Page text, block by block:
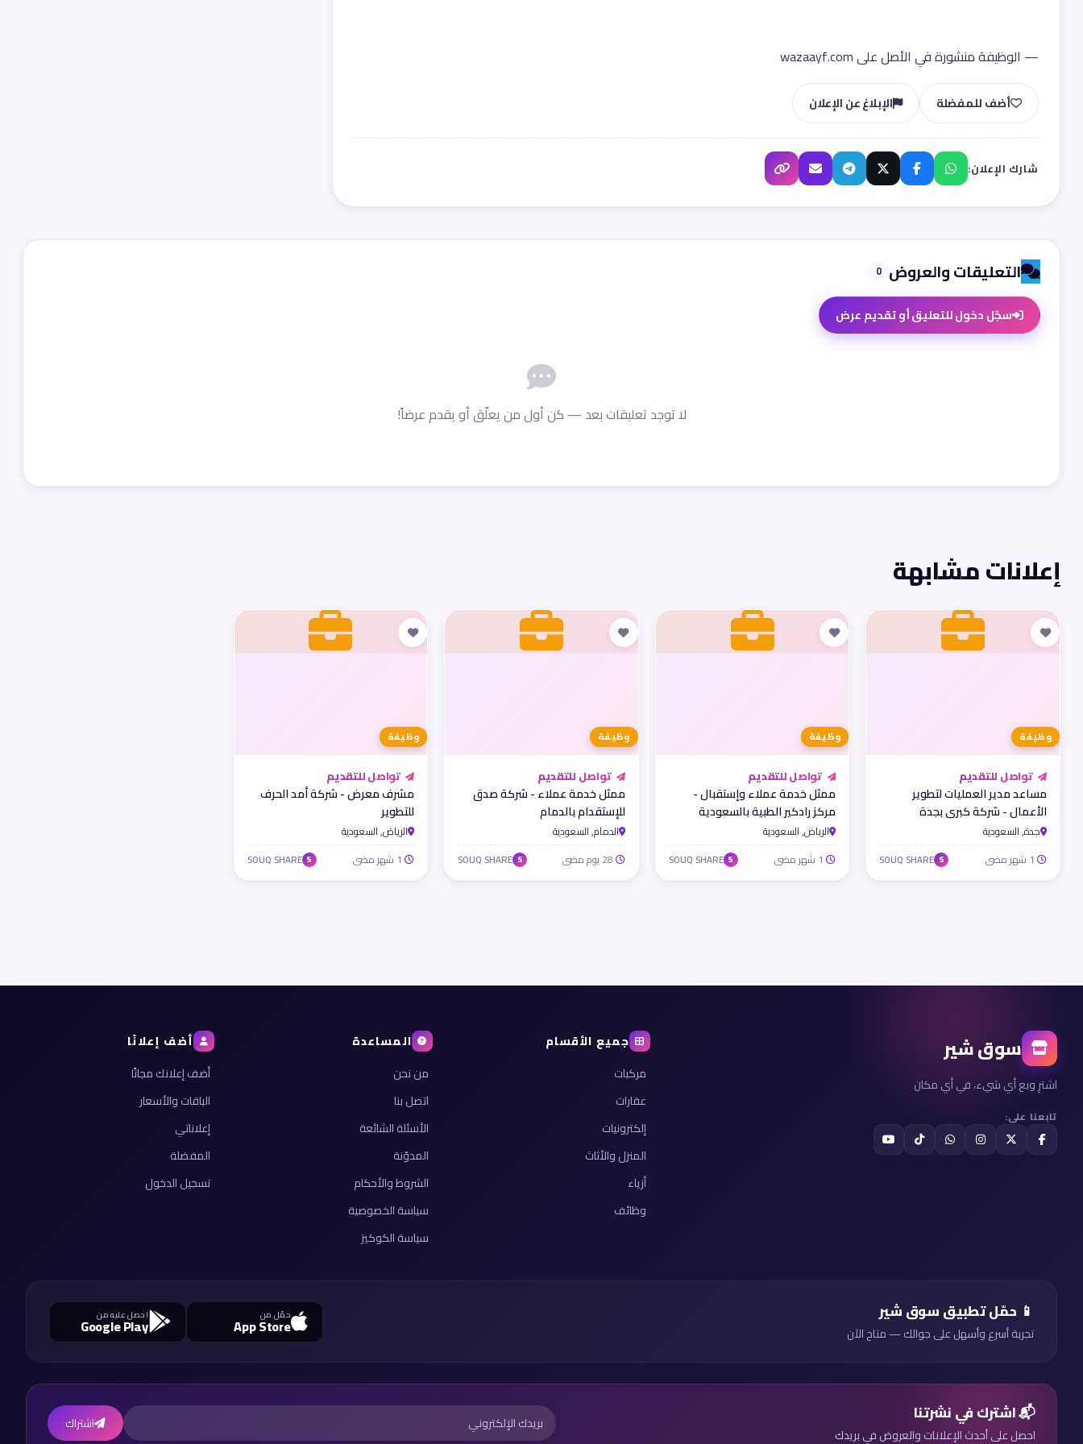
— الوظيفة منشورة في الأصل على wazaayf.com
أضف للمفضلة الإبلاغ عن الإعلان
شارك الإعلان:
التعليقات والعروض 0
سجّل دخول للتعليق أو تقديم عرض
لا توجد تعليقات بعد — كن أول من يعلّق أو يقدم عرضاً!
إعلانات مشابهة
وظيفة
تواصل للتقديم
مساعد مدير العمليات لتطوير
الأعمال - شركة كبرى بجدة
جدة, السعودية
S
SOUQ SHARE
وظيفة
تواصل للتقديم
ممثل خدمة عملاء وإستقبال -
مركز رادكير الطبية بالسعودية
الرياض, السعودية
1 شهر مضى
S
SOUQ SHARE
وظيفة
تواصل للتقديم
ممثل خدمة عملاء - شركة صدق
للإستقدام بالدمام
الدمام, السعودية
S
SOUQ SHARE
وظيفة
تواصل للتقديم
مشرف معرض - شركة أمد الحرف
للتطوير
الرياض, السعودية
1 شهر مضى
S
SOUQ SHARE
سوق شير
اشترِ وبع أي شيء، في أي مكان
تابعنا على:
جميع الأقسام
مركبات
عقارات
إلكترونيات
المنزل والأثاث
أزياء
وظائف
المساعدة
من نحن
اتصل بنا
الأسئلة الشائعة
المدوّنة
الشروط والأحكام
سياسة الخصوصية
سياسة الكوكيز
أضف إعلانًا
أضف إعلانك مجانًا
الباقات والأسعار
إعلاناتي
المفضلة
تسجيل الدخول
📱 حمّل تطبيق سوق شير
تجربة أسرع وأسهل على جوالك — متاح الآن
حمّل من
App Store احصل عليه من
Google Play
📬 اشترك في نشرتنا
احصل على أحدث الإعلانات والعروض في بريدك
اشتراك